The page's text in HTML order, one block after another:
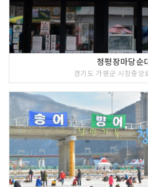
청평장마당순
경기도 가평군 시장중앙